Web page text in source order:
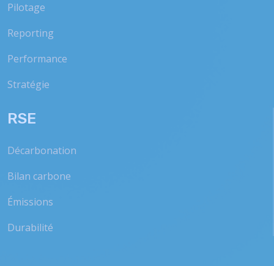
Pilotage
Reporting
Performance
Stratégie
RSE
Décarbonation
Bilan carbone
Émissions
Durabilité